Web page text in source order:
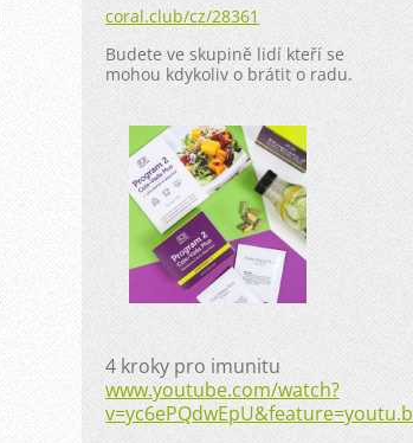
coral.club/cz/28361
Budete ve skupině lidí kteří se
mohou kdykoliv o brátit o radu.
4 kroky pro imunitu
www.youtube.com/watch?
v=yc6ePQdwEpU&feature=youtu.be